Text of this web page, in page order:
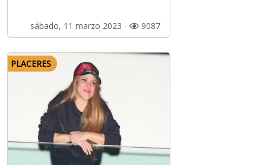
sábado, 11 marzo 2023 - 9087
PLACERES